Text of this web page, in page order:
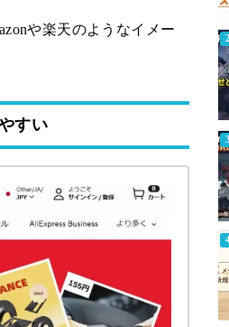
や楽天のようなイメー
すい